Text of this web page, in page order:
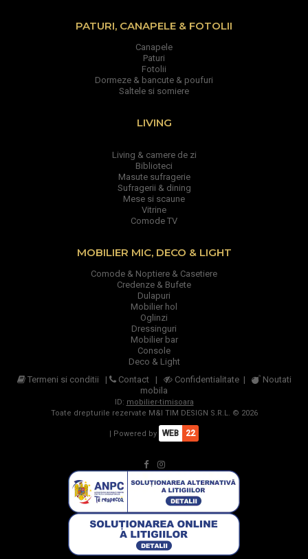
PATURI, CANAPELE & FOTOLII
Canapele
Paturi
Fotolii
Dormeze & bancute & poufuri
Saltele si somiere
LIVING
Living & camere de zi
Biblioteci
Masute sufragerie
Sufragerii & dining
Mese si scaune
Vitrine
Comode TV
MOBILIER MIC, DECO & LIGHT
Comode & Noptiere & Casetiere
Credenze & Bufete
Dulapuri
Mobilier hol
Oglinzi
Dressinguri
Mobilier bar
Console
Deco & Light
Termeni si conditii | Contact| Confidentialitate|
Noutati
mobila
ID: mobilier-timisoara
Toate drepturile rezervate M&I TIM DESIGN S.R.L. © 2026
| Powered by WEB 22